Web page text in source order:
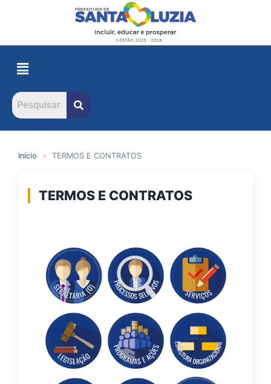
Início » TERMOS E CONTRATOS
TERMOS E CONTRATOS